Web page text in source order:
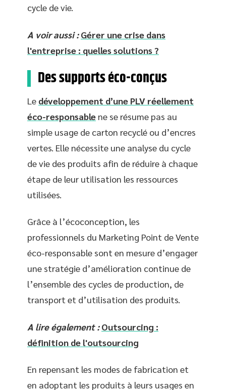
cycle de vie.
A voir aussi : Gérer une crise dans
l'entreprise : quelles solutions ?
Des supports éco-conçus
Le développement d’une PLV réellement
éco-responsable ne se résume pas au
simple usage de carton recyclé ou d’encres
vertes. Elle nécessite une analyse du cycle
de vie des produits afin de réduire à chaque
étape de leur utilisation les ressources
utilisées.
Grâce à l’écoconception, les
professionnels du Marketing Point de Vente
éco-responsable sont en mesure d’engager
une stratégie d’amélioration continue de
l’ensemble des cycles de production, de
transport et d’utilisation des produits.
A lire également : Outsourcing :
définition de l'outsourcing
En repensant les modes de fabrication et
en adoptant les produits à leurs usages en